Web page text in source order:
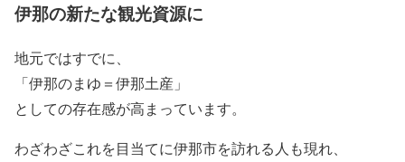
伊那の新たな観光資源に
地元ではすでに、
「伊那のまゆ＝伊那土産」
としての存在感が高まっています。
わざわざこれを目当てに伊那市を訪れる人も現れ、